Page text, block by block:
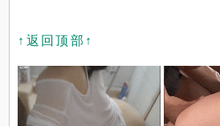
↑返回顶部↑